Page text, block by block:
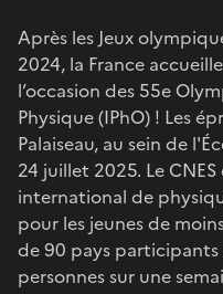
Après les Jeux
2024, la France
l’occasion des 55e
Physique (IPhO) ! Les
Palaiseau, au sein de
24 juillet 2025. Le
international de
pour les jeunes de
de 90 pays
personnes sur une